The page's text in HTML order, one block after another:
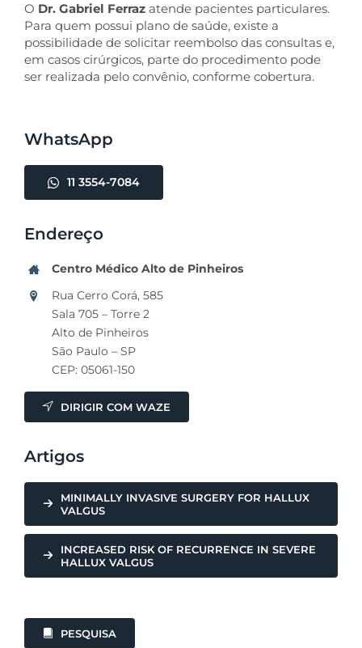
O Dr. Gabriel Ferrazatende pacientes particulares.
Para quem possui plano de saúde, existe a
possibilidade de solicitar reembolso das consultas e,
em casos cirúrgicos, parte do procedimento pode
ser realizada pelo convênio, conforme cobertura.
WhatsApp
11 3554-7084
Endereço
Centro Médico Alto de Pinheiros
Rua Cerro Corá, 585
Sala 705 – Torre 2
Alto de Pinheiros
São Paulo – SP
CEP: 05061-150
DIRIGIR COM WAZE
Artigos
MINIMALLY INVASIVE SURGERY FOR HALLUX
VALGUS
INCREASED RISK OF RECURRENCE IN SEVERE
HALLUX VALGUS
PESQUISA